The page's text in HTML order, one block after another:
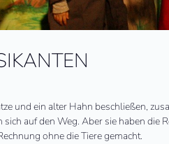
und ein alter Hahn beschließen,
auf den Weg. Aber sie haben die
ohne die Tiere gemacht.